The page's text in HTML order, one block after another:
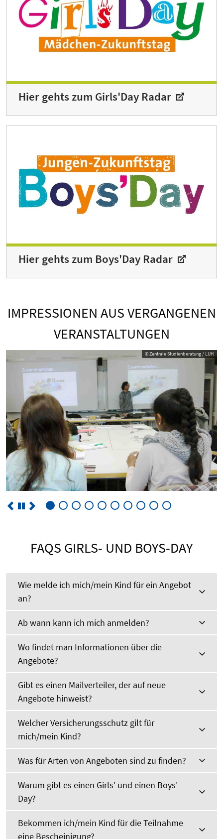
Hier gehts zum Girls'Day Radar
Hier gehts zum Boys'Day Radar
IMPRESSIONEN AUS VERGANGENEN
VERANSTALTUNGEN
© Zentrale Studienberatung / LUH
FAQS GIRLS- UND BOYS-DAY
Wie melde ich mich/mein Kind für ein Angebot
an?
Ab wann kann ich mich anmelden?
Wo findet man Informationen über die
Angebote?
Gibt es einen Mailverteiler, der auf neue
Angebote hinweist?
Welcher Versicherungsschutz gilt für
mich/mein Kind?
Was für Arten von Angeboten sind zu finden?
Warum gibt es einen Girls' und einen Boys'
Day?
Bekommen ich/mein Kind für die Teilnahme
eine Bescheinigung?